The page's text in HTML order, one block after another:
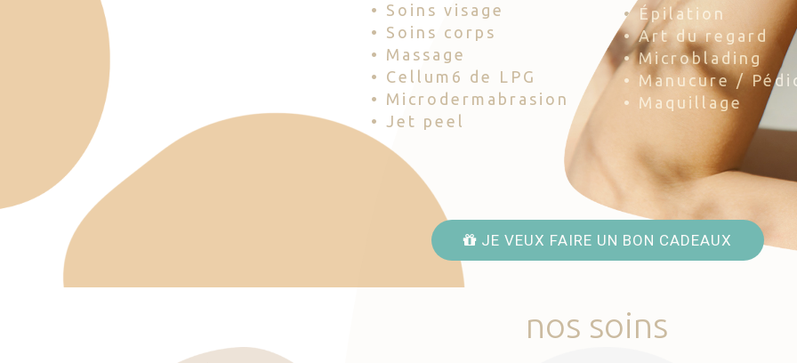
• Soins visage
• Soins corps
• Massage
• Cellum6 de LPG
• Microdermabrasion
• Jet peel
• Épilation
• Art du regard
• Microblading
• Manucure /
• Maquillage
JE VEUX FAIRE UN BON CADEAUX
nos soins